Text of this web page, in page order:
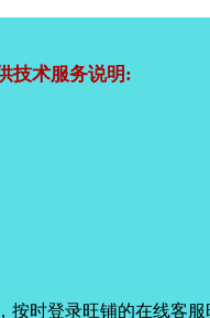
技术服务说明:
按时登录旺铺的在线客